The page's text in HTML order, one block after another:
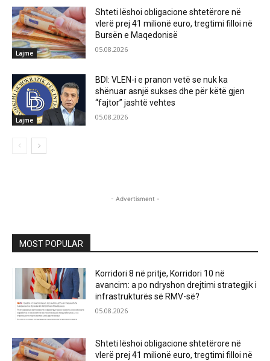
Lajme
Shteti lëshoi obligacione shtetërore në
vlerë prej 41 milionë euro, tregtimi filloi në
Bursën e Maqedonisë
05.08.2026
Lajme
BDI: VLEN-i e pranon vetë se nuk ka
shënuar asnjë sukses dhe për këtë gjen
“fajtor” jashtë vehtes
05.08.2026
- Advertisment -
MOST POPULAR
Korridori 8 në pritje, Korridori 10 në
avancim: a po ndryshon drejtimi strategjik i
infrastrukturës së RMV-së?
05.08.2026
Shteti lëshoi obligacione shtetërore në
vlerë prej 41 milionë euro, tregtimi filloi në